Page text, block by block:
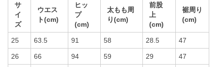
サ
イ
ズ
ウエス
ト(cm)
ヒッ
プ
(cm)
太もも周
り(cm)
前股
上
(cm)
裾周り
(cm)
25 63.5 91 58 28.5 47
26 66 94 59 29 47